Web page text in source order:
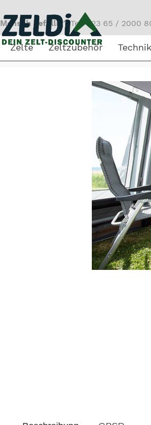
Mensch gefällig? Tel. 023 65 / 2000
Zelte Zeltzubehör